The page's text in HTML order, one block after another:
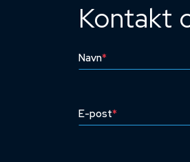
Kontakt
Navn*
E-post*